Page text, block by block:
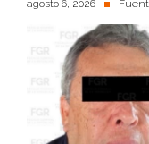
agosto 6, 2026